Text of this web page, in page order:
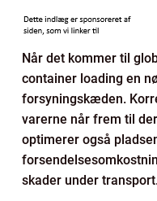
Når det kommer til
container loading en
forsyningskæden.
varerne når frem til
optimerer også
skader under